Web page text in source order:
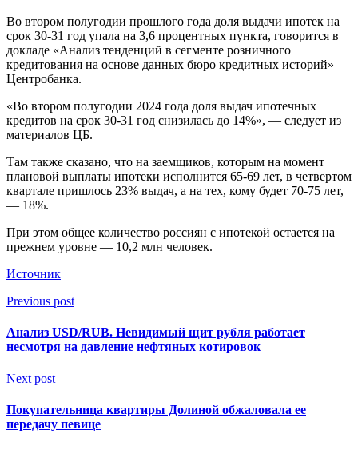
Во втором полугодии прошлого года доля выдачи ипотек на
срок 30-31 год упала на 3,6 процентных пункта, говорится в
докладе «Анализ тенденций в сегменте розничного
кредитования на основе данных бюро кредитных историй»
Центробанка.
«Во втором полугодии 2024 года доля выдач ипотечных
кредитов на срок 30-31 год снизилась до 14%», — следует из
материалов ЦБ.
Там также сказано, что на заемщиков, которым на момент
плановой выплаты ипотеки исполнится 65-69 лет, в четвертом
квартале пришлось 23% выдач, а на тех, кому будет 70-75 лет,
— 18%.
При этом общее количество россиян с ипотекой остается на
прежнем уровне — 10,2 млн человек.
Источник
Previous post
Анализ USD/RUB. Невидимый щит рубля работает
несмотря на давление нефтяных котировок
Next post
Покупательница квартиры Долиной обжаловала ее
передачу певице